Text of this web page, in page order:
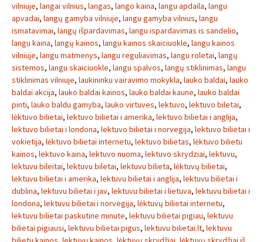
vilniuje, langai vilnius, langas, lango kaina, langu apdaila, langu
apvadai, langų gamyba vilniuje, langu gamyba vilnius, langu
ismatavimai, langų išpardavimas, langu ispardavimas is sandelio,
langu kaina, langų kainos, langu kainos skaiciuokle, langu kainos
vilniuje, langu matmenys, langu reguliavimas, langu roletai, langų
sistemos, langu skaiciuokle, langu spalvos, langų stiklinimas, langu
stiklinimas vilniuje, laukininku vairavimo mokykla, lauko baldai, lauko
baldai akcija, lauko baldai kainos, lauko baldai kaune, lauko baldai
pinti, lauko baldu gamyba, lauko virtuves, lektuvo, lektuvo biletai,
lėktuvo bilietai, lektuvo bilietai i amerika, lektuvo bilietai i anglija,
lektuvo bilietai i londona, lektuvo bilietai i norvegija, lektuvo bilietai i
vokietija, lėktuvo bilietai internetu, lektuvo bilietas, lėktuvo bilietu
kainos, lektuvo kaina, lektuvo nuoma, lektuvo skrydziai, lektuvu,
lektuvu bileitai, lektuvu biletai, lektuvu bilieta, lėktuvų bilietai,
lektuvu bilietai i amerika, lektuvu bilietai i anglija, lektuvu bilietai i
dublina, lektuvu bilietai i jav, lektuvu bilietai i lietuva, lektuvu bilietai i
londona, lektuvu bilietai i norvegija, lėktuvų bilietai internetu,
lektuvu bilietai paskutine minute, lektuvu bilietai pigiau, lektuvu
bilietai pigiausi, lektuvu bilietai pigus, lektuvu bilietai.lt, lektuvu